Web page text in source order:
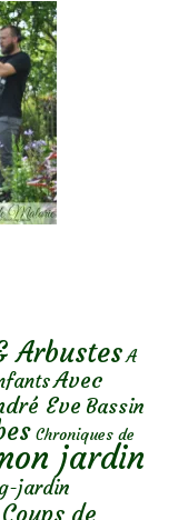
Arbustes A
Avec
Eve Bassin
Chroniques de
jardin
jardin